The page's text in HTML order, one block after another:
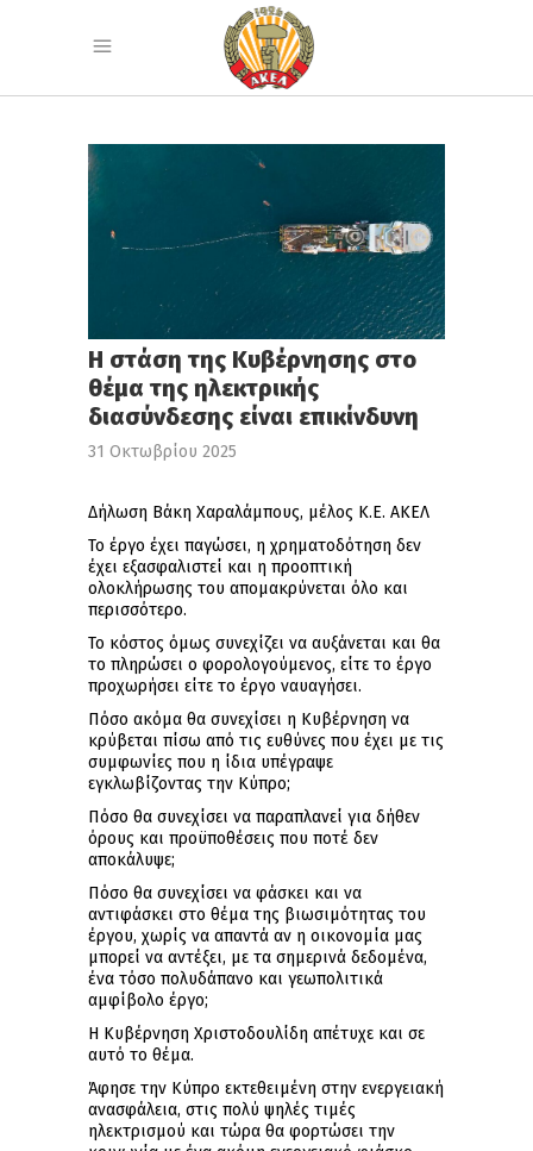
Η στάση της Κυβέρνησης στο
θέμα της ηλεκτρικής
διασύνδεσης είναι επικίνδυνη
31 Οκτωβρίου 2025
Δήλωση Βάκη Χαραλάμπους, μέλος Κ.Ε. ΑΚΕΛ
Το έργο έχει παγώσει, η χρηματοδότηση δεν
έχει εξασφαλιστεί και η προοπτική
ολοκλήρωσης του απομακρύνεται όλο και
περισσότερο.
Το κόστος όμως συνεχίζει να αυξάνεται και θα
το πληρώσει ο φορολογούμενος, είτε το έργο
προχωρήσει είτε το έργο ναυαγήσει.
Πόσο ακόμα θα συνεχίσει η Κυβέρνηση να
κρύβεται πίσω από τις ευθύνες που έχει με τις
συμφωνίες που η ίδια υπέγραψε
εγκλωβίζοντας την Κύπρο;
Πόσο θα συνεχίσει να παραπλανεί για δήθεν
όρους και προϋποθέσεις που ποτέ δεν
αποκάλυψε;
Πόσο θα συνεχίσει να φάσκει και να
αντιφάσκει στο θέμα της βιωσιμότητας του
έργου, χωρίς να απαντά αν η οικονομία μας
μπορεί να αντέξει, με τα σημερινά δεδομένα,
ένα τόσο πολυδάπανο και γεωπολιτικά
αμφίβολο έργο;
Η Κυβέρνηση Χριστοδουλίδη απέτυχε και σε
αυτό το θέμα.
Άφησε την Κύπρο εκτεθειμένη στην ενεργειακή
ανασφάλεια, στις πολύ ψηλές τιμές
ηλεκτρισμού και τώρα θα φορτώσει την